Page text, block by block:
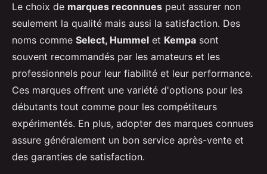
Le choix de marques reconnues peut assurer non
seulement la qualité mais aussi la satisfaction. Des
noms comme Select, Hummel et Kempa sont
souvent recommandés par les amateurs et les
professionnels pour leur fiabilité et leur performance.
Ces marques offrent une variété d'options pour les
débutants tout comme pour les compétiteurs
expérimentés. En plus, adopter des marques connues
assure généralement un bon service après-vente et
des garanties de satisfaction.